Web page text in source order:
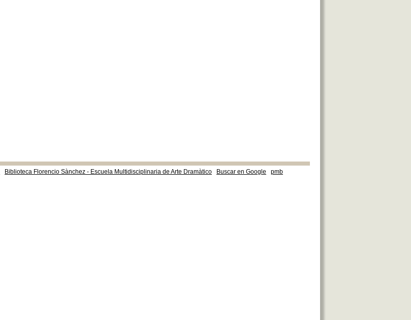
Biblioteca Florencio Sànchez - Escuela Multidisciplinaria de Arte Dramàtico Buscar en Google pmb